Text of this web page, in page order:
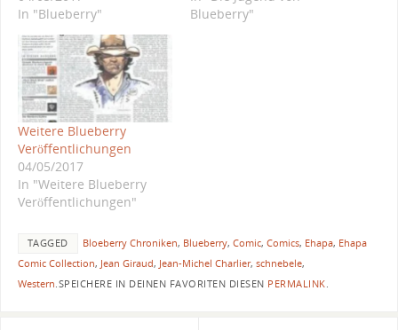
In "Blueberry"
Blueberry"
Weitere Blueberry
Veröffentlichungen
04/05/2017
In "Weitere Blueberry
Veröffentlichungen"
TAGGED Bloeberry Chroniken, Blueberry, Comic, Comics, Ehapa, Ehapa
Comic Collection, Jean Giraud, Jean-Michel Charlier, schnebele,
Western.SPEICHERE IN DEINEN FAVORITEN DIESEN PERMALINK.